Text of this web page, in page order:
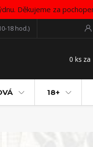
Děkujeme za
18 hod.)
0 ks za
18+